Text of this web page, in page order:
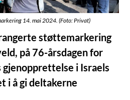
14. mai 2024. (Foto: Privat)
støttemarkering
på 76-årsdagen for
gjenopprettelse i Israels
i å gi deltakerne